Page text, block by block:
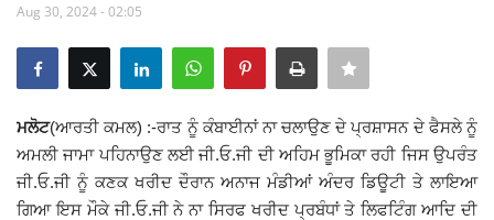
How to Reach Malout
Privacy Policy
Malout News
Aug 30, 2024 - 02:05
ਮਲੋਟ(ਆਰਤੀ ਕਮਲ) :-ਰਾਤ ਨੂੰ ਕੰਬਾਈਨਾਂ ਨਾ ਚਲਾਉਣ ਦੇ ਪ੍ਰਸ਼ਾਸਨ ਦੇ ਫੈਸਲੇ ਨੂੰ
ਅਮਲੀ ਜਾਮਾ ਪਹਿਨਾਉਣ ਲਈ ਜੀ.ਓ.ਜੀ ਦੀ ਅਹਿਮ ਭੂਮਿਕਾ ਰਹੀ ਜਿਸ ਉਪਰੰਤ
ਜੀ.ਓ.ਜੀ ਨੂੰ ਕਣਕ ਖਰੀਦ ਦੌਰਾਨ ਅਨਾਜ ਮੰਡੀਆਂ ਅੰਦਰ ਡਿਊਟੀ ਤੇ ਲਾਇਆ
ਗਿਆ ਇਸ ਮੌਕੇ ਜੀ.ਓ.ਜੀ ਨੇ ਨਾ ਸਿਰਫ ਖਰੀਦ ਪ੍ਰਬੰਧਾਂ ਤੇ ਲਿਫਟਿੰਗ ਆਦਿ ਦੀ